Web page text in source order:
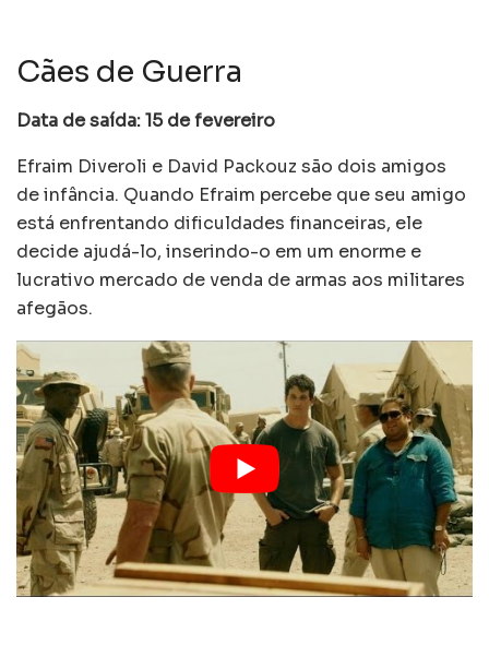
Cães de Guerra
Data de saída: 15 de fevereiro
Efraim Diveroli e David Packouz são dois amigos
de infância. Quando Efraim percebe que seu amigo
está enfrentando dificuldades financeiras, ele
decide ajudá-lo, inserindo-o em um enorme e
lucrativo mercado de venda de armas aos militares
afegãos.